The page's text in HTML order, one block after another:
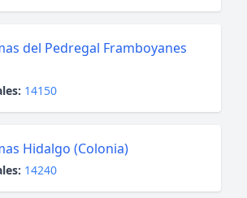
del Pedregal Framboyanes
14150
Hidalgo (Colonia)
14240